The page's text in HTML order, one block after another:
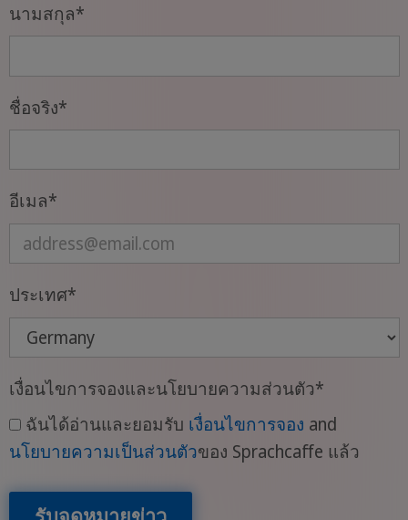
นามสกุล*
ชื่อจริง*
อีเมล*
ประเทศ*
เงื่อนไขการจองและนโยบายความส่วนตัว*
ฉันได้อ่านและยอมรับ เงื่อนไขการจอง and
นโยบายความเป็นส่วนตัวของ Sprachcaffe แล้ว